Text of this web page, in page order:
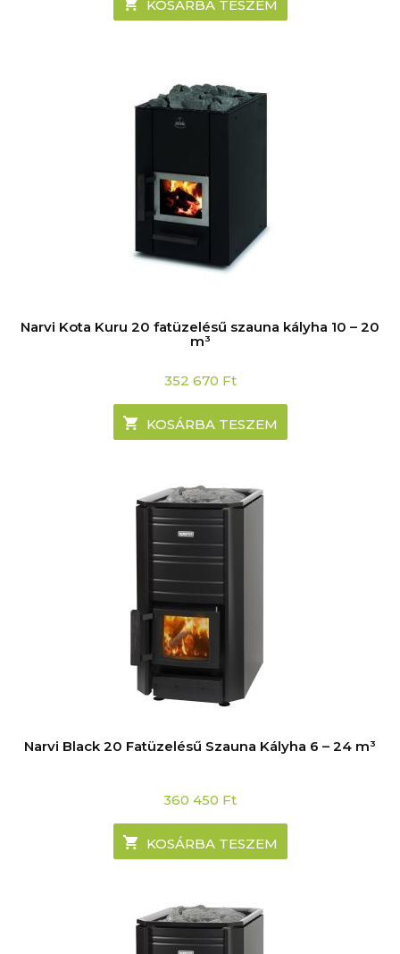
KOSÁRBA TESZEM
Narvi Kota Kuru 20 fatüzelésű szauna kályha 10 – 20
m³
352 670 Ft
KOSÁRBA TESZEM
Narvi Black 20 Fatüzelésű Szauna Kályha 6 – 24 m³
360 450 Ft
KOSÁRBA TESZEM